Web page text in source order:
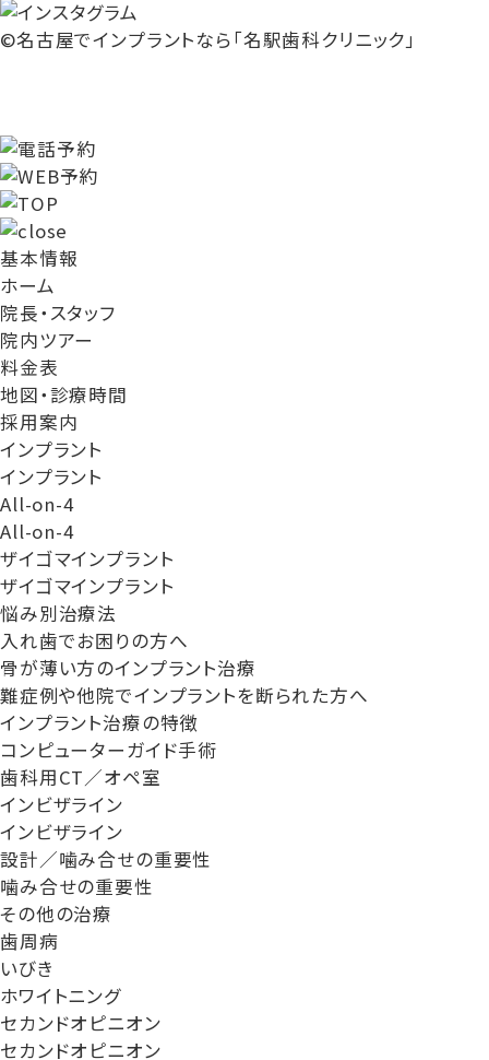
©名古屋でインプラントなら「名駅歯科クリニック」
基本情報
ホーム
院長・スタッフ
院内ツアー
料金表
地図・診療時間
採用案内
インプラント
インプラント
All-on-4
All-on-4
ザイゴマインプラント
ザイゴマインプラント
悩み別治療法
入れ歯でお困りの方へ
骨が薄い方のインプラント治療
難症例や他院でインプラントを断られた方へ
インプラント治療の特徴
コンピューターガイド手術
歯科用CT／オペ室
インビザライン
インビザライン
設計／噛み合せの重要性
噛み合せの重要性
その他の治療
歯周病
いびき
ホワイトニング
セカンドオピニオン
セカンドオピニオン